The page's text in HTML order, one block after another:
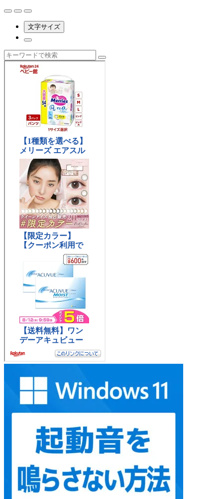
文字サイズ